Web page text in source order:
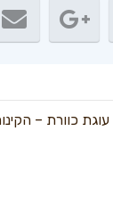
כוורת –